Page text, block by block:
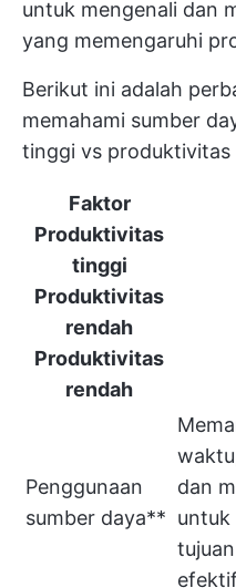
untuk mengenali dan
yang memengaruhi
Berikut ini adalah
memahami sumber
tinggi vs produktivitas
Faktor
Produktivitas
tinggi
Produktivitas
rendah
Produktivitas
rendah
Penggunaan
sumber daya**
dan
untuk
efektif